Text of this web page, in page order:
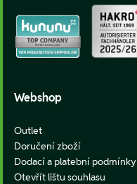
Webshop
Outlet
Doručení zboží
Dodací a platební podmínky
Otevřít lištu souhlasu